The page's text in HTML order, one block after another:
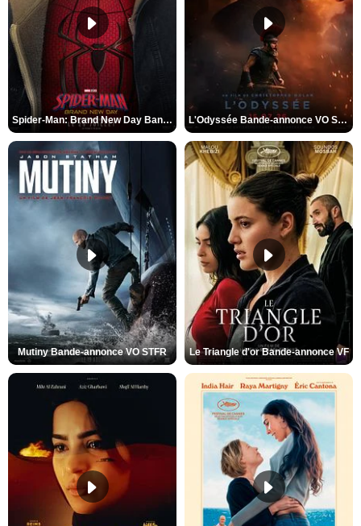
Spider-Man: Brand New Day Bande-annonce VO STFR L'Odyssée Bande-annonce VO STFR
Mutiny Bande-annonce VO STFR Le Triangle d'or Bande-annonce VF